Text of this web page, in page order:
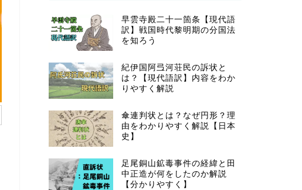
早雲寺殿二十一箇条【現代語
訳】戦国時代黎明期の分国法
を知ろう
紀伊国阿弖河荘民の訴状と
は？【現代語訳】内容をわか
りやすく解説
傘連判状とは？なぜ円形？理
由をわかりやすく解説【日本
史】
足尾銅山鉱毒事件の経緯と田
中正造が何をしたのか解説
【分かりやすく】